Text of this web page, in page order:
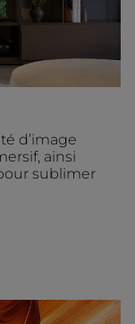
d’image
ainsi
sublimer